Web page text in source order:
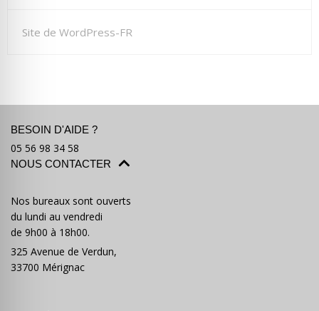
Site de WordPress-FR
BESOIN D'AIDE ?
05 56 98 34 58
NOUS CONTACTER
Nos bureaux sont ouverts
du lundi au vendredi
de 9h00 à 18h00.
325 Avenue de Verdun,
33700 Mérignac